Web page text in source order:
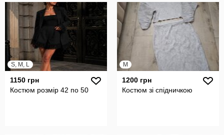
S, M, L
1150 грн
Костюм розмір 42 по 50
M
1200 грн
Костюм зі спідничкою